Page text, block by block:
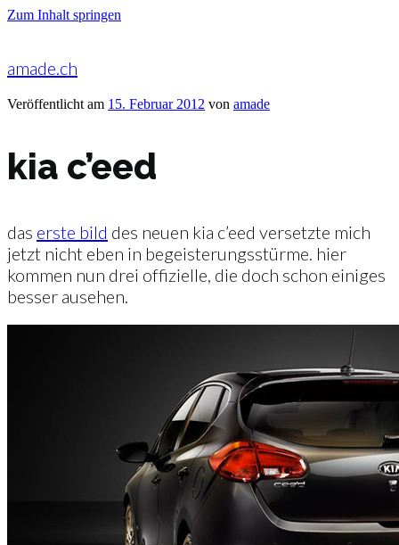
Zum Inhalt springen
amade.ch
Veröffentlicht am 15. Februar 2012 von amade
kia c’eed
das erste bild des neuen kia c’eed versetzte mich
jetzt nicht eben in begeisterungsstürme. hier
kommen nun drei offizielle, die doch schon einiges
besser ausehen.